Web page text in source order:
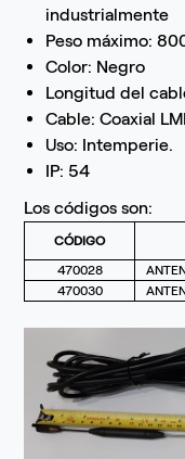
industrialmente
Peso máximo:
Color: Negro
Longitud del
Cable: Coaxial
Uso: Intemperie.
IP: 54
Los códigos son:
CÓDIGO
470028
470030